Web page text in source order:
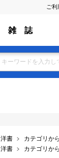
ご利
雑 誌
洋書 カテゴリか
洋書 カテゴリか